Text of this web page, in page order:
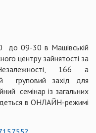
до 09-30 в Машівській
центру зайнятості за
166 а
груповий захід для
семінар із загальних
в ОНЛАЙН-режимі